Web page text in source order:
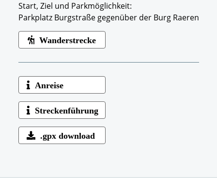
Start, Ziel und Parkmöglichkeit:
Parkplatz Burgstraße gegenüber der Burg Raeren
Wanderstrecke
Anreise
Streckenführung
.gpx download